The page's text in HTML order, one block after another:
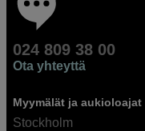
024 809 38 00
Ota yhteyttä
Myymälät ja aukioloajat
Stockholm